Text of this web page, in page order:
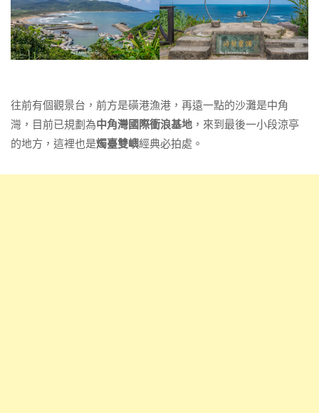
往前有個觀景台，前方是磺港漁港，再遠一點的沙灘是中角
灣，目前已規劃為中角灣國際衝浪基地 ，來到最後一小段涼亭
的地方，這裡也是燭臺雙嶼經典必拍處。